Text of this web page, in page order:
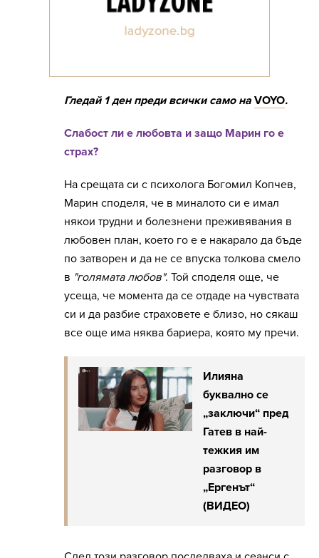
Гледай 1 ден преди всички само на VOYO.
Слабост ли е любовта и защо Марин го е
страх?
На срещата си с психолога Богомил Копчев,
Марин споделя, че в миналото си е имал
някои трудни и болезнени преживявания в
любовен план, което го е е накарало да бъде
по затворен и да не се впуска толкова смело
в "голямата любов". Той споделя още, че
усеща, че момента да се отдаде на чувствата
си и да разбие страховете е близо, но сякаш
все още има няква бариера, която му пречи.
Илияна
буквално се
„заключи“ пред
Гатев в най-
тежкия им
разговор в
„Ергенът“
(ВИДЕО)